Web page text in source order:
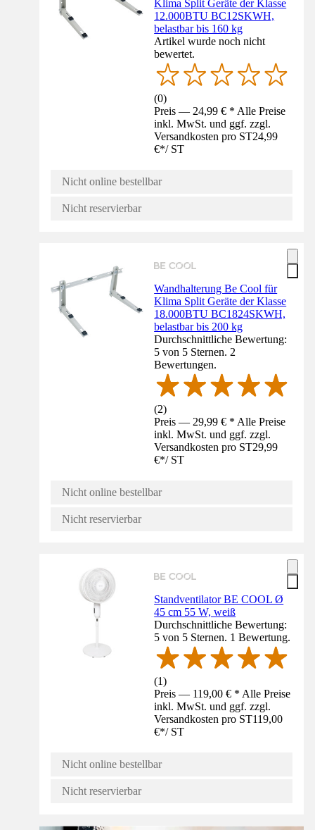
Klima Split Geräte der Klasse
12.000BTU BC12SKWH,
belastbar bis 160 kg
Artikel wurde noch nicht
bewertet.
(0)
Preis — 24,99 € * Alle Preise
inkl. MwSt. und ggf. zzgl.
Versandkosten pro ST24,99
€*/ ST
Nicht online bestellbar
Nicht reservierbar
Wandhalterung Be Cool für
Klima Split Geräte der Klasse
18.000BTU BC1824SKWH,
belastbar bis 200 kg
Durchschnittliche Bewertung:
5 von 5 Sternen. 2
Bewertungen.
(2)
Preis — 29,99 € * Alle Preise
inkl. MwSt. und ggf. zzgl.
Versandkosten pro ST29,99
€*/ ST
Nicht online bestellbar
Nicht reservierbar
Standventilator BE COOL Ø
45 cm 55 W, weiß
Durchschnittliche Bewertung:
5 von 5 Sternen. 1 Bewertung.
(1)
Preis — 119,00 € * Alle Preise
inkl. MwSt. und ggf. zzgl.
Versandkosten pro ST119,00
€*/ ST
Nicht online bestellbar
Nicht reservierbar